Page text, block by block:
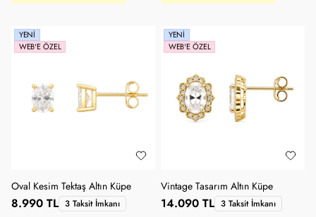
YENI
WEB'E ÖZEL
Oval Kesim Tektaş Altın Küpe
8.990 TL 3 Taksit İmkanı
YENI
WEB'E ÖZEL
Vintage Tasarım Altın Küpe
14.090 TL 3 Taksit İmkanı